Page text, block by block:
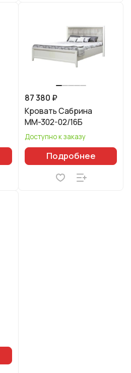
87 380 ₽
Кровать Сабрина
ММ-302-02/16Б
Доступно к заказу
Подробнее